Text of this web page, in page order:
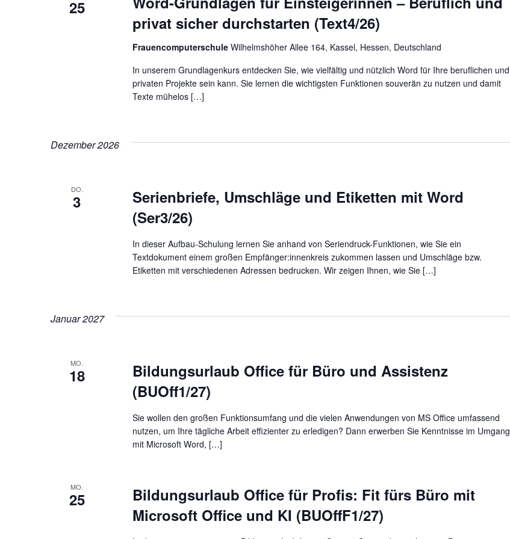
25
privat sicher durchstarten (Text4/26)
Frauencomputerschule Wilhelmshöher Allee 164, Kassel, Hessen, Deutschland
In unserem Grundlagenkurs entdecken Sie, wie vielfältig und nützlich Word für Ihre beruflichen und
privaten Projekte sein kann. Sie lernen die wichtigsten Funktionen souverän zu nutzen und damit
Texte mühelos […]
Dezember 2026
DO.
3
Serienbriefe, Umschläge und Etiketten mit Word
(Ser3/26)
In dieser Aufbau-Schulung lernen Sie anhand von Seriendruck-Funktionen, wie Sie ein
Textdokument einem großen Empfänger:innenkreis zukommen lassen und Umschläge bzw.
Etiketten mit verschiedenen Adressen bedrucken. Wir zeigen Ihnen, wie Sie […]
Januar 2027
MO.
18
Bildungsurlaub Office für Büro und Assistenz
(BUOff1/27)
Sie wollen den großen Funktionsumfang und die vielen Anwendungen von MS Office umfassend
nutzen, um Ihre tägliche Arbeit effizienter zu erledigen? Dann erwerben Sie Kenntnisse im Umgang
mit Microsoft Word, […]
MO.
25
Bildungsurlaub Office für Profis: Fit fürs Büro mit
Microsoft Office und KI (BUOffF1/27)